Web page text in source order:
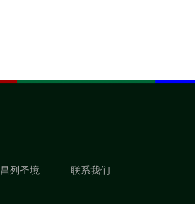
昌列圣境 联系我们